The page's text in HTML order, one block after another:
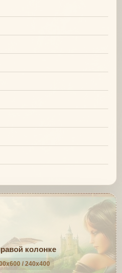
колонке
/ 240x400